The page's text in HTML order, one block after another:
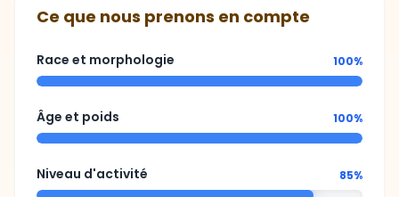
Ce que nous prenons en compte
Race et morphologie 100%
Âge et poids 100%
Niveau d'activité 85%